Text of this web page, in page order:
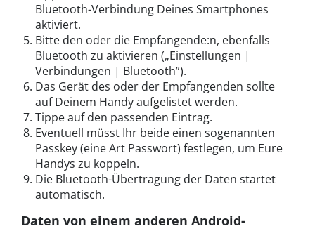
Bluetooth-Verbindung Deines Smartphones
aktiviert.
Bitte den oder die Empfangende:n, ebenfalls
Bluetooth zu aktivieren („Einstellungen |
Verbindungen | Bluetooth”).
Das Gerät des oder der Empfangenden sollte
auf Deinem Handy aufgelistet werden.
Tippe auf den passenden Eintrag.
Eventuell müsst Ihr beide einen sogenannten
Passkey (eine Art Passwort) festlegen, um Eure
Handys zu koppeln.
Die Bluetooth-Übertragung der Daten startet
automatisch.
Daten von einem anderen Android-